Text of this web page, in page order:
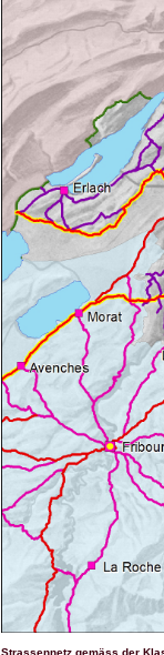
Strassennetz gemäss der